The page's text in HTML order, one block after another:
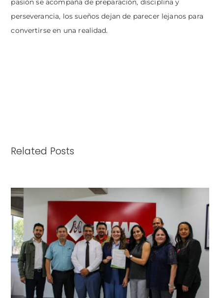
pasión se acompaña de preparación, disciplina y
perseverancia, los sueños dejan de parecer lejanos para
convertirse en una realidad.
Related Posts